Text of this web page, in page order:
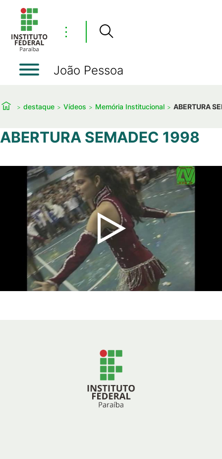
⋮
João Pessoa
destaque Vídeos Memória Institucional ABERTURA
ABERTURA SEMADEC 1998